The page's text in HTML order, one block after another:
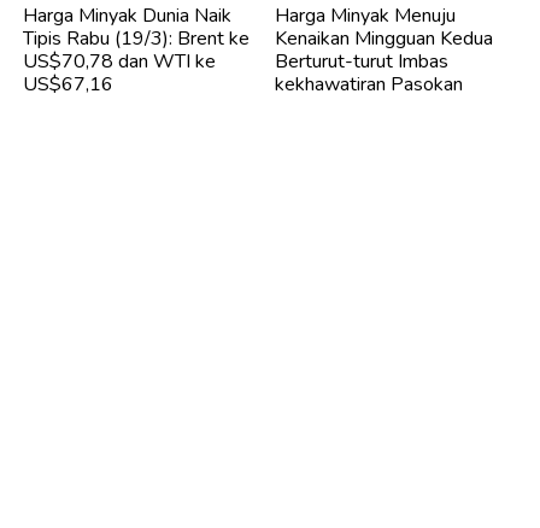
Harga Minyak Dunia Naik
Tipis Rabu (19/3): Brent ke
US$70,78 dan WTI ke
US$67,16
Harga Minyak Menuju
Kenaikan Mingguan Kedua
Berturut-turut Imbas
kekhawatiran Pasokan